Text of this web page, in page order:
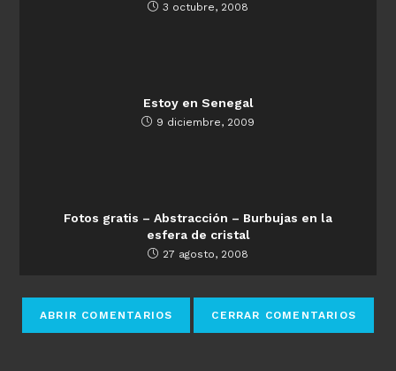
3 octubre, 2008
Estoy en Senegal
9 diciembre, 2009
Fotos gratis – Abstracción – Burbujas en la
esfera de cristal
27 agosto, 2008